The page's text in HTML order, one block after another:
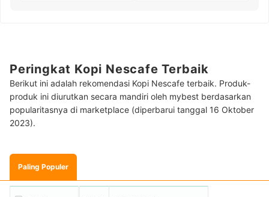
Peringkat Kopi Nescafe Terbaik
Berikut ini adalah rekomendasi Kopi Nescafe terbaik. Produk-
produk ini diurutkan secara mandiri oleh mybest berdasarkan
popularitasnya di marketplace (diperbarui tanggal 16 Oktober
2023).
Paling Populer